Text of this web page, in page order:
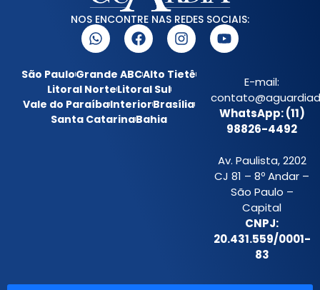
NOS ENCONTRE NAS REDES SOCIAIS:
São PauloGrande ABCAlto Tietê
Litoral NorteLitoral Sul
Vale do ParaíbaInteriorBrasília
Santa CatarinaBahia
E-mail:
WhatsApp: (11)
98826-4492
Av. Paulista, 2202
CJ 81 – 8º Andar –
São Paulo –
Capital
CNPJ:
20.431.559/0001-
83